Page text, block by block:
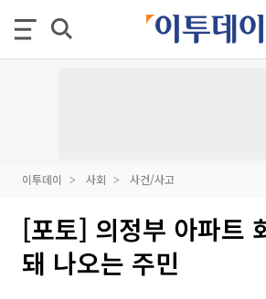
이투데이 사회 사건/사고
[포토] 의정부 아파트
돼 나오는 주민